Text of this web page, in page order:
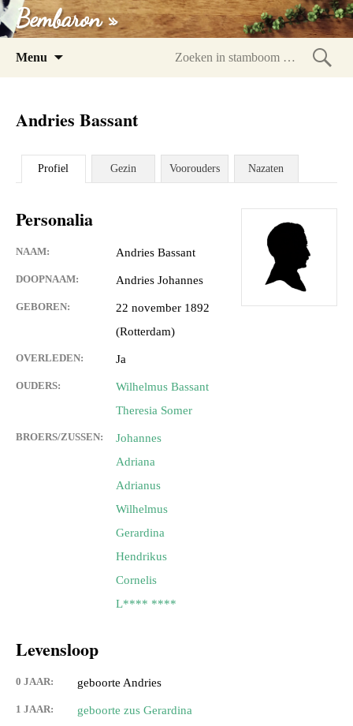
Bembaron »
Menu
Andries Bassant
Profiel Gezin Voorouders Nazaten
Personalia
NAAM: Andries Bassant
DOOPNAAM: Andries Johannes
GEBOREN:
22 november 1892
(Rotterdam)
OVERLEDEN: Ja
OUDERS:
Wilhelmus Bassant
Theresia Somer
BROERS/ZUSSEN:
Johannes
Adriana
Adrianus
Wilhelmus
Gerardina
Hendrikus
Cornelis
L**** ****
Levensloop
0 JAAR: geboorte Andries
1 JAAR: geboorte zus Gerardina